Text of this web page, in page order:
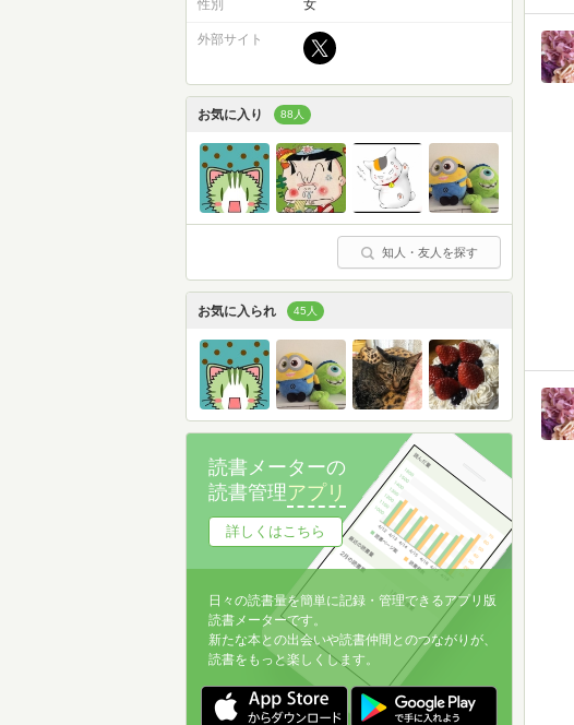
性別 女
外部サイト
お気に入り 88人
知人・友人を探す
お気に入られ 45人
読書メーターの
読書管理アプリ
詳しくはこちら
日々の読書量を簡単に記録・管理できるアプリ版
読書メーターです。
新たな本との出会いや読書仲間とのつながりが、
読書をもっと楽しくします。